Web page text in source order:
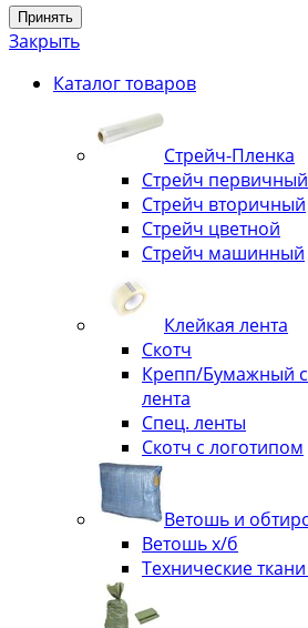
Принять
Закрыть
Каталог товаров
Стрейч-Пленка
Стрейч первичный
Стрейч вторичный
Стрейч цветной
Стрейч машинный
Клейкая лента
Скотч
Крепп/Бумажный
лента
Спец. ленты
Скотч с логотипом
Ветошь и
Ветошь х/б
Технические